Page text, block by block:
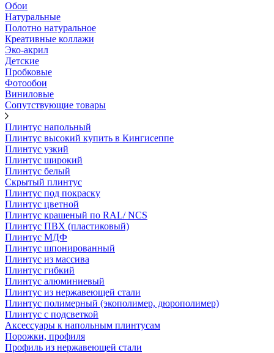
Обои
Натуральные
Полотно натуральное
Креативные коллажи
Эко-акрил
Детские
Пробковые
Фотообои
Виниловые
Сопутствующие товары
Плинтус напольный
Плинтус высокий купить в Кингисеппе
Плинтус узкий
Плинтус широкий
Плинтус белый
Скрытый плинтус
Плинтус под покраску
Плинтус цветной
Плинтус крашеный по RAL/ NCS
Плинтус ПВХ (пластиковый)
Плинтус МДФ
Плинтус шпонированный
Плинтус из массива
Плинтус гибкий
Плинтус алюминиевый
Плинтус из нержавеющей стали
Плинтус полимерный (экополимер, дюрополимер)
Плинтус с подсветкой
Аксессуары к напольным плинтусам
Порожки, профиля
Профиль из нержавеющей стали